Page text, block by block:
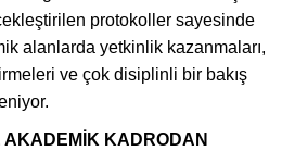
protokoller sayesinde
alanlarda yetkinlik kazanmaları,
ve çok disiplinli bir bakış
AKADEMİK KADRODAN